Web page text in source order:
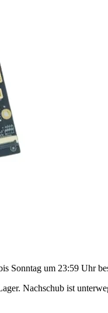
Sonntag um 23:59 Uhr
Nachschub ist